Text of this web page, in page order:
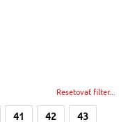
Resetovať filter...
41 42
43